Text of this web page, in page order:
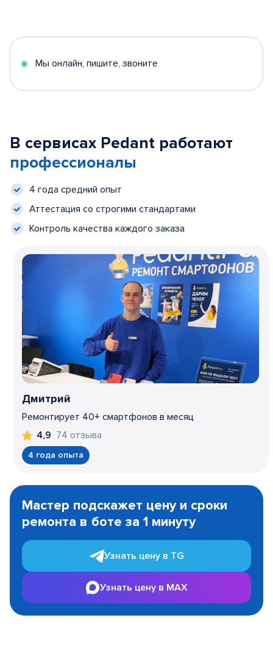
Мы онлайн, пишите, звоните
В сервисах Pedant работают
профессионалы
4 года средний опыт
Аттестация со строгими стандартами
Контроль качества каждого заказа
Дмитрий
Ремонтирует 40+ смартфонов в месяц
4,9 74 отзыва
4 года опыта
1
Мастер подскажет цену и сроки
ремонта в боте за 1 минуту
Узнать цену в TG
Узнать цену в MAX